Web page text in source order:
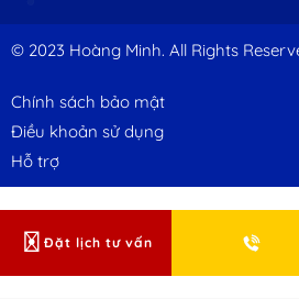
© 2023 Hoàng Minh. All Rights
Chính sách bảo mật
Điều khoản sử dụng
Hỗ trợ
Đặt lịch tư vấn